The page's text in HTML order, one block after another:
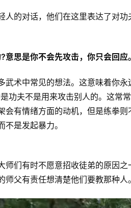
人的对话，他们在这里表达了对
意思是你不会先攻击，你只会回
武术中常见的想法。这意味着你
功夫不是用来攻击别人的。这常
会有情绪方面的动机，但是练拳
是发起暴力。
师们有时不愿意招收徒弟的原因
师父有责任想清楚他们要教那种